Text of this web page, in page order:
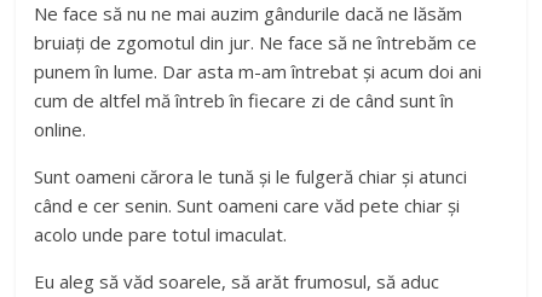
Ne face să nu ne mai auzim gândurile dacă ne lăsăm
bruiați de zgomotul din jur. Ne face să ne întrebăm ce
punem în lume. Dar asta m-am întrebat și acum doi ani
cum de altfel mă întreb în fiecare zi de când sunt în
online.
Sunt oameni cărora le tună și le fulgeră chiar și atunci
când e cer senin. Sunt oameni care văd pete chiar și
acolo unde pare totul imaculat.
Eu aleg să văd soarele, să arăt frumosul, să aduc